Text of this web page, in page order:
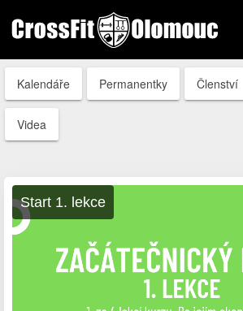
Kalendáře Permanentky Členství
Videa
Start 1. lekce